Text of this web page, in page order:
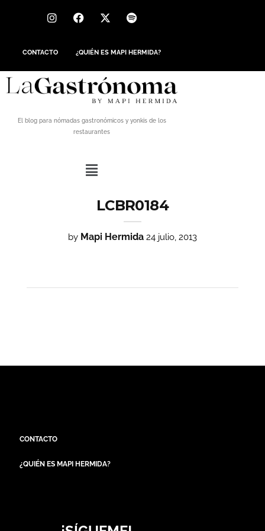
CONTACTO ¿QUIÉN ES MAPI HERMIDA?
El blog para nómadas gastronómicos y yonkis de los
restaurantes
LCBR0184
by Mapi Hermida 24 julio, 2013
CONTACTO
¿QUIÉN ES MAPI HERMIDA?